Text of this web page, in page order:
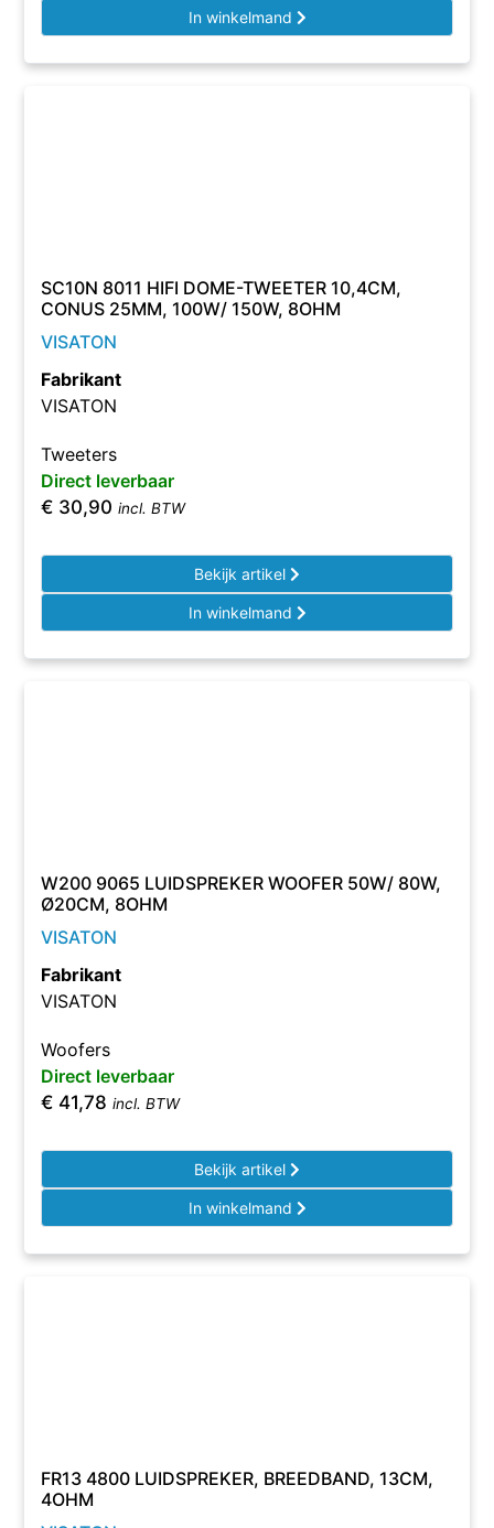
In winkelmand
SC10N 8011 HIFI DOME-TWEETER 10,4CM,
CONUS 25MM, 100W/ 150W, 8OHM
VISATON
Fabrikant
VISATON
Tweeters
Direct leverbaar
€ 30,90 incl. BTW
Bekijk artikel
In winkelmand
W200 9065 LUIDSPREKER WOOFER 50W/ 80W,
Ø20CM, 8OHM
VISATON
Fabrikant
VISATON
Woofers
Direct leverbaar
€ 41,78 incl. BTW
Bekijk artikel
In winkelmand
FR13 4800 LUIDSPREKER, BREEDBAND, 13CM,
4OHM